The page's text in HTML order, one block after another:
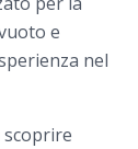
e
nel